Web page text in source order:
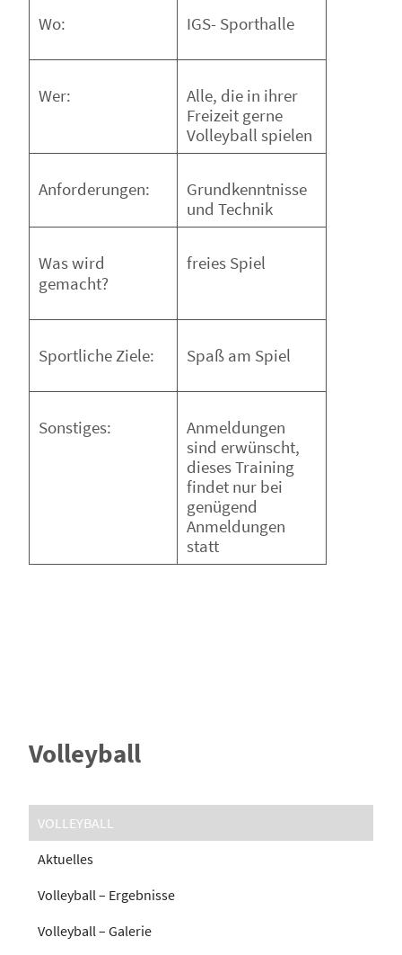
Wo: IGS- Sporthalle
Wer:
Alle, die in ihrer
Freizeit gerne
Volleyball spielen
Anforderungen:
Grundkenntnisse
und Technik
Was wird
gemacht?
freies Spiel
Sportliche Ziele: Spaß am Spiel
Sonstiges:
Anmeldungen
sind erwünscht,
dieses Training
findet nur bei
genügend
Anmeldungen
statt
Volleyball
VOLLEYBALL
Aktuelles
Volleyball – Ergebnisse
Volleyball – Galerie